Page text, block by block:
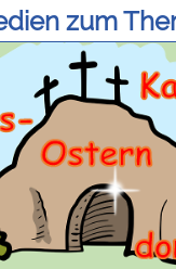
zum